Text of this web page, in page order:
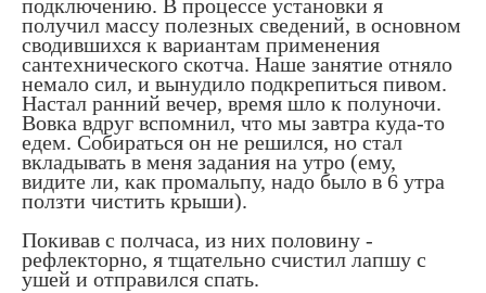
подключению. В процессе установки я
получил массу полезных сведений, в основном
сводившихся к вариантам применения
сантехнического скотча. Наше занятие отняло
немало сил, и вынудило подкрепиться пивом.
Настал ранний вечер, время шло к полуночи.
Вовка вдруг вспомнил, что мы завтра куда-то
едем. Собираться он не решился, но стал
вкладывать в меня задания на утро (ему,
видите ли, как промальпу, надо было в 6 утра
ползти чистить крыши).
Покивав с полчаса, из них половину -
рефлекторно, я тщательно счистил лапшу с
ушей и отправился спать.